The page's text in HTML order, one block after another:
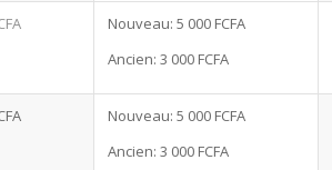
Nouveau: 5 000 FCFA
Ancien: 3 000 FCFA
Nouveau: 5 000 FCFA
Ancien: 3 000 FCFA